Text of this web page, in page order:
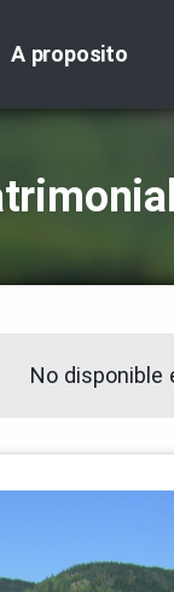
A proposito
No disponible